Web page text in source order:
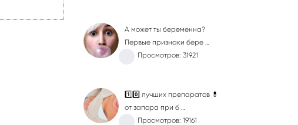
А может ты беременна?
Первые признаки бере …
Просмотров: 31921
1️⃣0️⃣ лучших препаратов 💊
от запора при б …
Просмотров: 19161